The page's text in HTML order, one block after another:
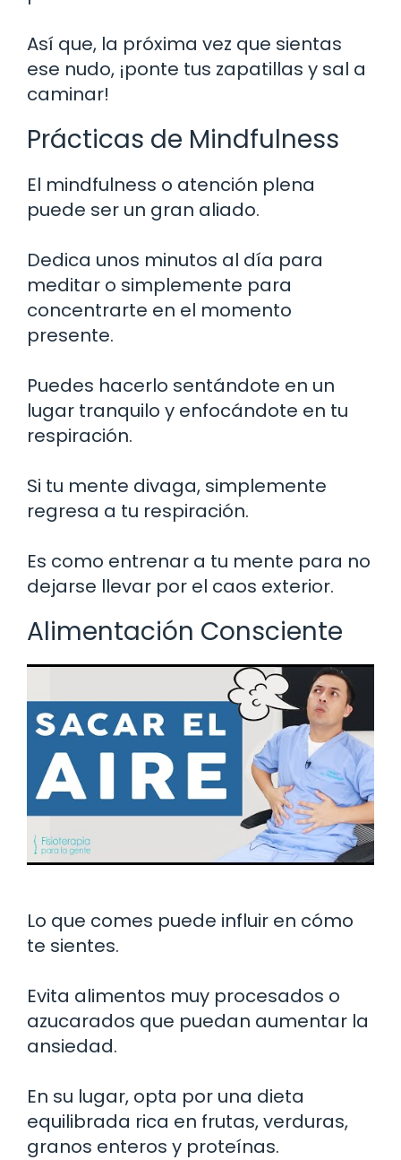
Así que, la próxima vez que sientas
ese nudo, ¡ponte tus zapatillas y sal a
caminar!
Prácticas de Mindfulness
El mindfulness o atención plena
puede ser un gran aliado.
Dedica unos minutos al día para
meditar o simplemente para
concentrarte en el momento
presente.
Puedes hacerlo sentándote en un
lugar tranquilo y enfocándote en tu
respiración.
Si tu mente divaga, simplemente
regresa a tu respiración.
Es como entrenar a tu mente para no
dejarse llevar por el caos exterior.
Alimentación Consciente
Lo que comes puede influir en cómo
te sientes.
Evita alimentos muy procesados o
azucarados que puedan aumentar la
ansiedad.
En su lugar, opta por una dieta
equilibrada rica en frutas, verduras,
granos enteros y proteínas.